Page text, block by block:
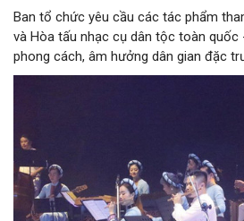
Ban tổ chức yêu cầu các tác phẩm
và Hòa tấu nhạc cụ dân tộc toàn quốc
phong cách, âm hưởng dân gian đặc
phối khí mới trên nền tảng làn điệu âm
Nam, đồng thời phải được trình diễn